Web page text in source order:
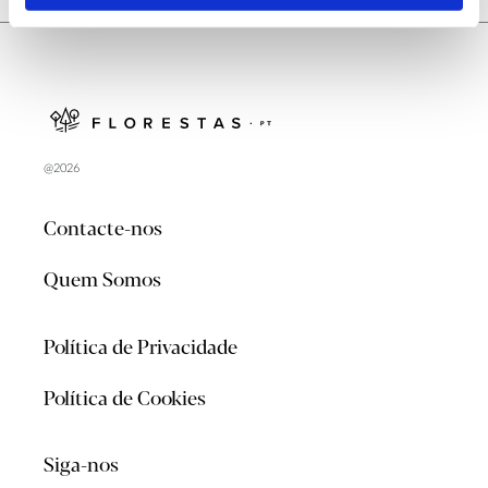
@2026
Contacte-nos
Quem Somos
Política de Privacidade
Política de Cookies
Siga-nos